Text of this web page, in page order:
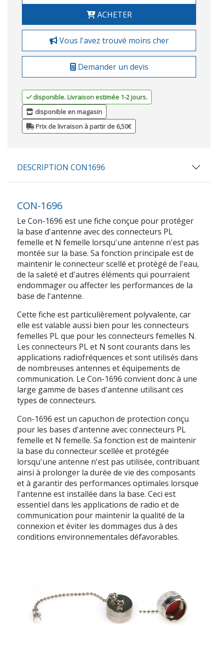
ACHETER
Vous l'avez trouvé moins cher
Demander un devis
disponible. Livraison estimée 1-2 jours.
disponible en magasin
Prix de livraison à partir de 6,50€
DESCRIPTION CON1696
CON-1696
Le Con-1696 est une fiche conçue pour protéger
la base d'antenne avec des connecteurs PL
femelle et N femelle lorsqu'une antenne n'est pas
montée sur la base. Sa fonction principale est de
maintenir le connecteur scellé et protégé de l'eau,
de la saleté et d'autres éléments qui pourraient
endommager ou affecter les performances de la
base de l'antenne.
Cette fiche est particulièrement polyvalente, car
elle est valable aussi bien pour les connecteurs
femelles PL que pour les connecteurs femelles N.
Les connecteurs PL et N sont courants dans les
applications radiofréquences et sont utilisés dans
de nombreuses antennes et équipements de
communication. Le Con-1696 convient donc à une
large gamme de bases d'antenne utilisant ces
types de connecteurs.
Con-1696 est un capuchon de protection conçu
pour les bases d'antenne avec connecteurs PL
femelle et N femelle. Sa fonction est de maintenir
la base du connecteur scellée et protégée
lorsqu'une antenne n'est pas utilisée, contribuant
ainsi à prolonger la durée de vie des composants
et à garantir des performances optimales lorsque
l'antenne est installée dans la base. Ceci est
essentiel dans les applications de radio et de
communication pour maintenir la qualité de la
connexion et éviter les dommages dus à des
conditions environnementales défavorables.